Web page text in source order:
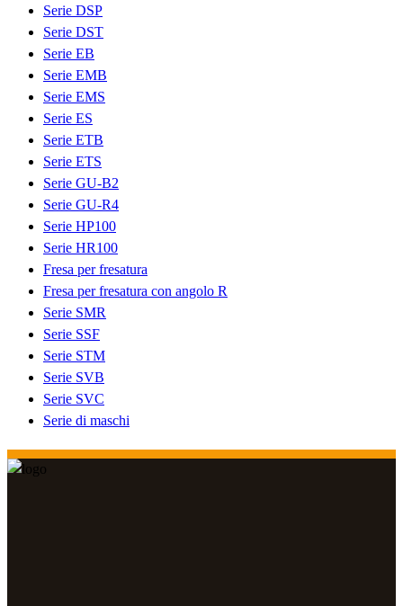
Serie DSP
Serie DST
Serie EB
Serie EMB
Serie EMS
Serie ES
Serie ETB
Serie ETS
Serie GU-B2
Serie GU-R4
Serie HP100
Serie HR100
Fresa per fresatura
Fresa per fresatura con angolo R
Serie SMR
Serie SSF
Serie STM
Serie SVB
Serie SVC
Serie di maschi